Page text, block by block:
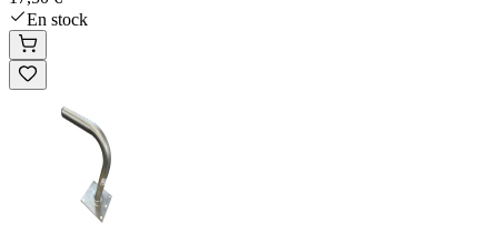
En stock